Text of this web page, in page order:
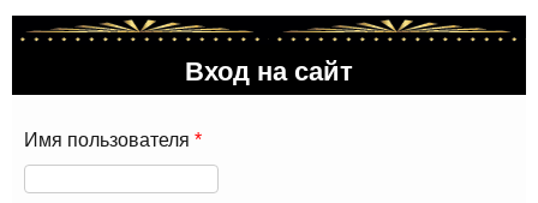
Вход на сайт
Имя пользователя *